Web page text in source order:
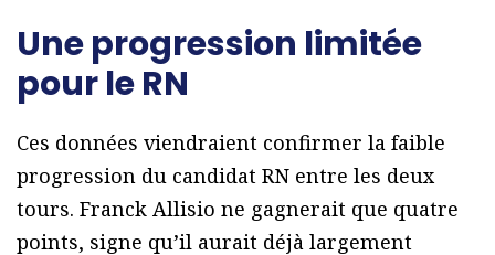
Une progression limitée
pour le RN
Ces données viendraient confirmer la faible
progression du candidat RN entre les deux
tours. Franck Allisio ne gagnerait que quatre
points, signe qu’il aurait déjà largement